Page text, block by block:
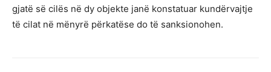
gjatë së cilës në dy objekte janë konstatuar kundërvajtje
të cilat në mënyrë përkatëse do të sanksionohen.